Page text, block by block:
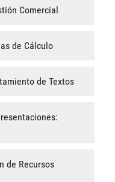
Comercial
de Cálculo
de Textos
de Recursos